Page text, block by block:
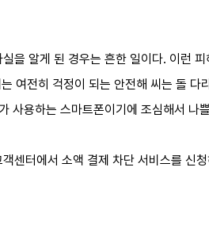
을 알게 된 경우는 흔한 일이다. 이런
여전히 걱정이 되는 안전해 씨는 돌 다
사용하는 스마트폰이기에 조심해서 나
센터에서 소액 결제 차단 서비스를 신